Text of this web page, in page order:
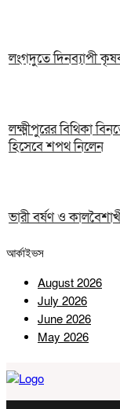
লংগদুতে দিনব্যাপী
লক্ষ্মীপুরের বিথিকা
হিসেবে শপথ নিলেন
ভারী বর্ষণ ও
আর্কাইভস
August 2026
July 2026
June 2026
May 2026